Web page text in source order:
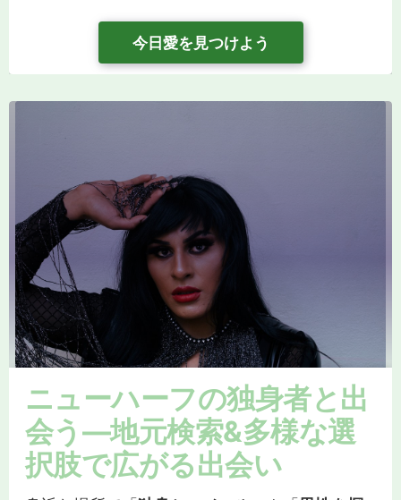
今日愛を見つけよう
ニューハーフの独身者と出
会う—地元検索&多様な選
択肢で広がる出会い